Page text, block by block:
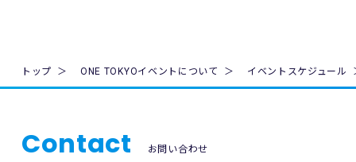
されるものとします。
宜の場所に掲示（及び登録されたメールアドレスへの通知
程」といいます。）を遵守し、厳正な管理のもとで行いま
当財団は、個人情報の取得、利用及び提供を必要とする場合
には、日本工業規格「個人情報保護マネジメントシステム 要
トップ ONE TOKYOイベントについて イベントスケジュール
Contact お問い合わせ